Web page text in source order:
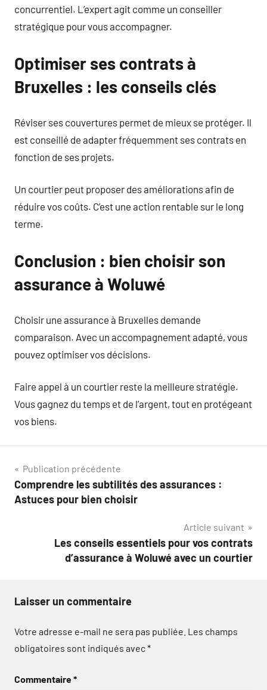
concurrentiel. L’expert agit comme un conseiller
stratégique pour vous accompagner.
Optimiser ses contrats à
Bruxelles : les conseils clés
Réviser ses couvertures permet de mieux se protéger. Il
est conseillé de adapter fréquemment ses contrats en
fonction de ses projets.
Un courtier peut proposer des améliorations afin de
réduire vos coûts. C’est une action rentable sur le long
terme.
Conclusion : bien choisir son
assurance à Woluwé
Choisir une assurance à Bruxelles demande
comparaison. Avec un accompagnement adapté, vous
pouvez optimiser vos décisions.
Faire appel à un courtier reste la meilleure stratégie.
Vous gagnez du temps et de l’argent, tout en protégeant
vos biens.
Navigation
de
Publication précédente
Comprendre les subtilités des assurances :
Astuces pour bien choisir
Article suivant
Les conseils essentiels pour vos contrats
d’assurance à Woluwé avec un courtier
Laisser un commentaire
Votre adresse e-mail ne sera pas publiée. Les champs
obligatoires sont indiqués avec*
Commentaire*